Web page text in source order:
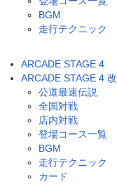
BGM
走行テクニック
ARCADE STAGE 4
ARCADE STAGE 4 改
公道最速伝説
全国対戦
店内対戦
登場コース一覧
BGM
走行テクニック
カード